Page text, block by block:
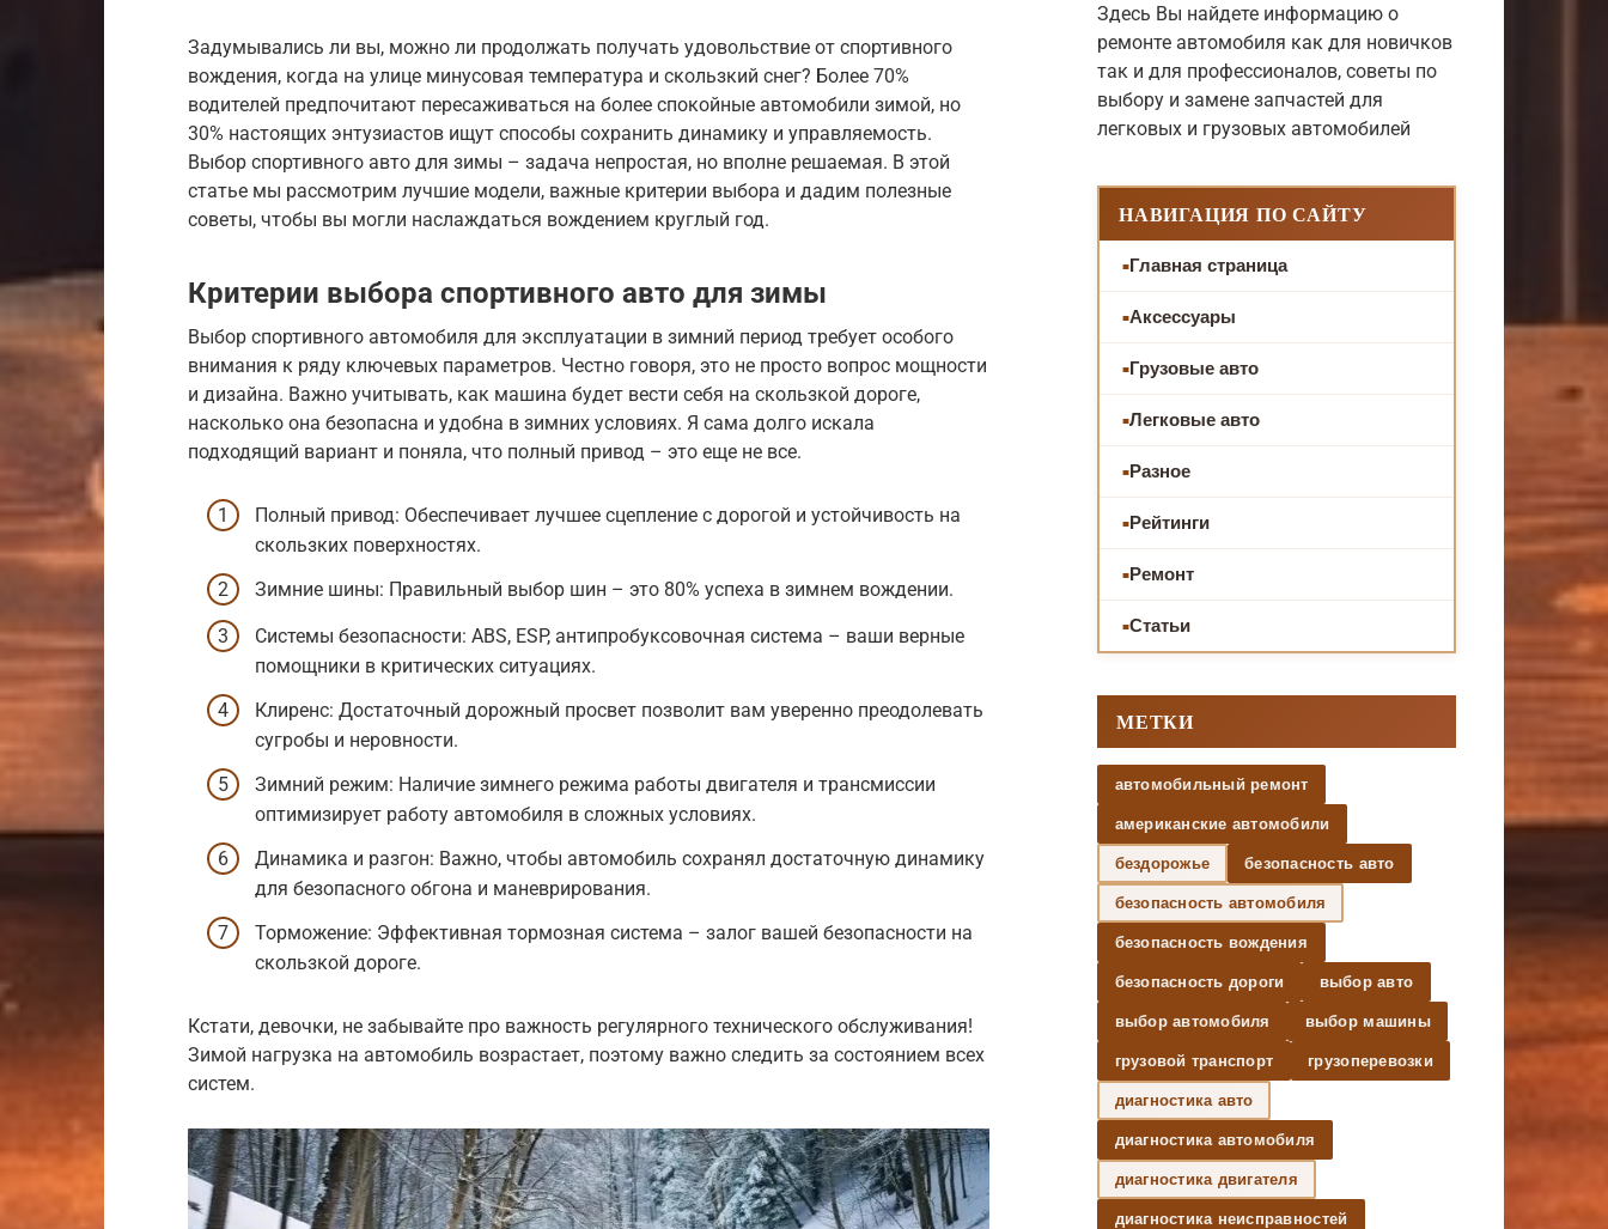
Задумывались ли вы, можно ли продолжать получать удовольствие от спортивного
вождения, когда на улице минусовая температура и скользкий снег? Более 70%
водителей предпочитают пересаживаться на более спокойные автомобили зимой, но
30% настоящих энтузиастов ищут способы сохранить динамику и управляемость.
Выбор спортивного авто для зимы – задача непростая, но вполне решаемая. В этой
статье мы рассмотрим лучшие модели, важные критерии выбора и дадим полезные
советы, чтобы вы могли наслаждаться вождением круглый год.
Критерии выбора спортивного авто для зимы
Выбор спортивного автомобиля для эксплуатации в зимний период требует особого
внимания к ряду ключевых параметров. Честно говоря, это не просто вопрос мощности
и дизайна. Важно учитывать, как машина будет вести себя на скользкой дороге,
насколько она безопасна и удобна в зимних условиях. Я сама долго искала
подходящий вариант и поняла, что полный привод – это еще не все.
Полный привод: Обеспечивает лучшее сцепление с дорогой и устойчивость на
скользких поверхностях.
Зимние шины: Правильный выбор шин – это 80% успеха в зимнем вождении.
Системы безопасности: ABS, ESP, антипробуксовочная система – ваши верные
помощники в критических ситуациях.
Клиренс: Достаточный дорожный просвет позволит вам уверенно преодолевать
сугробы и неровности.
Зимний режим: Наличие зимнего режима работы двигателя и трансмиссии
оптимизирует работу автомобиля в сложных условиях.
Динамика и разгон: Важно, чтобы автомобиль сохранял достаточную динамику
для безопасного обгона и маневрирования.
Торможение: Эффективная тормозная система – залог вашей безопасности на
скользкой дороге.
Кстати, девочки, не забывайте про важность регулярного технического обслуживания!
Зимой нагрузка на автомобиль возрастает, поэтому важно следить за состоянием всех
систем.
Здесь Вы найдете информацию о
ремонте автомобиля как для новичков
так и для профессионалов, советы по
выбору и замене запчастей для
легковых и грузовых автомобилей
НАВИГАЦИЯ ПО САЙТУ
Главная страница
Аксессуары
Грузовые авто
Легковые авто
Разное
Рейтинги
Ремонт
Статьи
МЕТКИ
автомобильный ремонт
американские автомобили
бездорожье безопасность авто
безопасность автомобиля
безопасность вождения
безопасность дороги выбор авто
выбор автомобиля выбор машины
грузовой транспорт грузоперевозки
диагностика авто
диагностика автомобиля
диагностика двигателя
диагностика неисправностей